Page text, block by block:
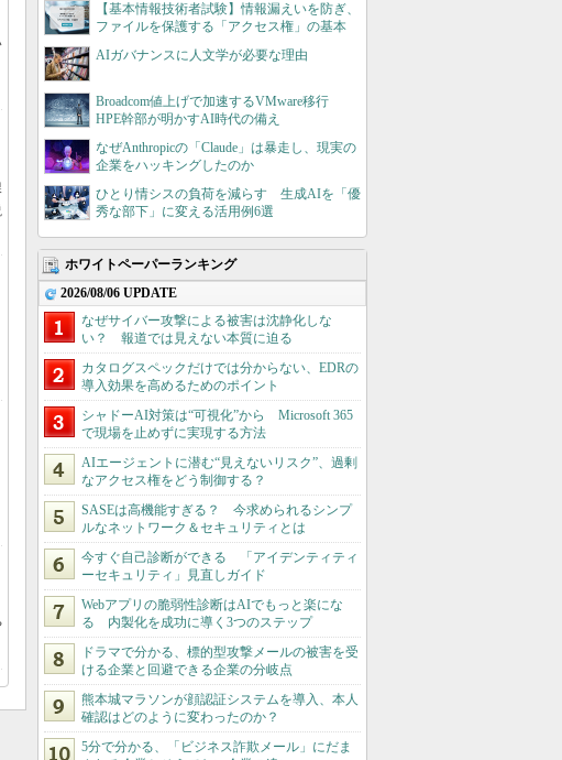
【基本情報技術者試験】情報漏えいを防ぎ、
ファイルを保護する「アクセス権」の基本
AIガバナンスに人文学が必要な理由
Broadcom値上げで加速するVMware移行
HPE幹部が明かすAI時代の備え
なぜAnthropicの「Claude」は暴走し、現実の
企業をハッキングしたのか
ひとり情シスの負荷を減らす 生成AIを「優
秀な部下」に変える活用例6選
ホワイトペーパーランキング
2026/08/06 UPDATE
なぜサイバー攻撃による被害は沈静化しな
い？ 報道では見えない本質に迫る
カタログスペックだけでは分からない、EDRの
導入効果を高めるためのポイント
シャドーAI対策は“可視化”から Microsoft 365
で現場を止めずに実現する方法
AIエージェントに潜む“見えないリスク”、過剰
なアクセス権をどう制御する？
SASEは高機能すぎる？ 今求められるシンプ
ルなネットワーク＆セキュリティとは
今すぐ自己診断ができる 「アイデンティティ
ーセキュリティ」見直しガイド
Webアプリの脆弱性診断はAIでもっと楽にな
る 内製化を成功に導く3つのステップ
ドラマで分かる、標的型攻撃メールの被害を受
ける企業と回避できる企業の分岐点
熊本城マラソンが顔認証システムを導入、本人
確認はどのように変わったのか？
5分で分かる、「ビジネス詐欺メール」にだま